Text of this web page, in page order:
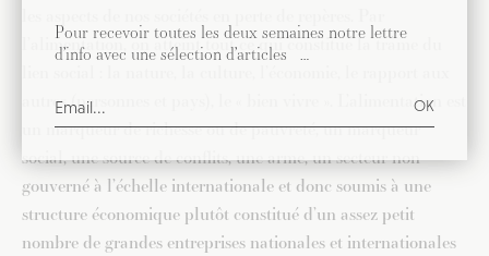
l’alimentation, on atteint tout ce qui constitue la trame du
autres (personnes et pays), le « bien vivre ». L’alimentation est
un marqueur de richesse ou de pauvreté, un marqueur
social, une source de conflits, une arme, un secteur non
gouverné à l’échelle internationale et donc soumis à une
structure économique plutôt constitué d’un assez petit
nombre de grandes entreprises nationales et internationales
Pour recevoir toutes les deux semaines notre lettre
d’info avec une sélection d’articles …